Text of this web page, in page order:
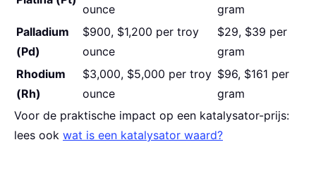
ounce
gram
Palladium
(Pd)
$900, $1,200 per troy
ounce
$29, $39 per
gram
Rhodium
(Rh)
$3,000, $5,000 per troy
ounce
$96, $161 per
gram
Voor de praktische impact op een katalysator-prijs:
lees ook wat is een katalysator waard?